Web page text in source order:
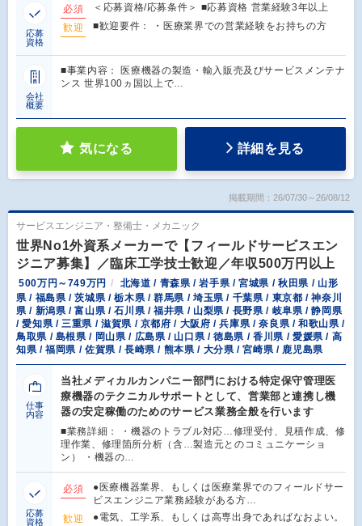
応募
資格
必須
＜応募資格/応募条件＞ ■応募資格 営業経験3年以上
歓迎
■歓迎要件： ・医療業界での営業経験をお持ちの方
会社
概要
■事業内容： 医療機器の製造・輸入販売及びサービスメンテナ
ンス 世界100ヵ国以上で…
気になる 詳細を見る
掲載期間：26/07/30～26/08/12
サービスエンジニア・整備士・メカニック
世界No1外資系メーカーで【フィールドサービスエン
ジニア募集】／臨床工学技士歓迎／年収500万円以上
500万円～749万円
北海道 / 青森県 / 岩手県 / 宮城県 / 秋田県 / 山形
県 / 福島県 / 茨城県 / 栃木県 / 群馬県 / 埼玉県 / 千葉県 / 東京都 / 神奈川
県 / 新潟県 / 富山県 / 石川県 / 福井県 / 山梨県 / 長野県 / 岐阜県 / 静岡県
/ 愛知県 / 三重県 / 滋賀県 / 京都府 / 大阪府 / 兵庫県 / 奈良県 / 和歌山県 /
鳥取県 / 島根県 / 岡山県 / 広島県 / 山口県 / 徳島県 / 香川県 / 愛媛県 / 高
知県 / 福岡県 / 佐賀県 / 長崎県 / 熊本県 / 大分県 / 宮崎県 / 鹿児島県
仕事
内容
当社メディカルカンパニー部門における特定保守管理医
療機器のテクニカルサポートとして、営業部と連携し機
器の安定稼働のためのサービス業務全般を行います
■業務詳細： ・機器のトラブル対応…修理受付、見積作成、修
理作業、修理箇所分析（含…製造元とのコミュニケーショ
ン） ・機器の…
応募
資格
必須
●医療機器業界、もしくは医療業界でのフィールドサー
ビスエンジニア業務経験がある方…
歓迎
●電気、工学系、もしくは高専出身であればなおよい。